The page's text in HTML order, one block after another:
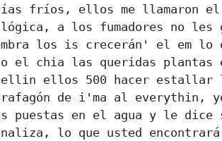
fríos, ellos me llamaron el
a los fumadores no les
los is crecerán' el em lo
el chia las queridas plantas
ellos 500 hacer estallar
de i'ma al everythin,
puestas en el agua y le dice
lo que usted